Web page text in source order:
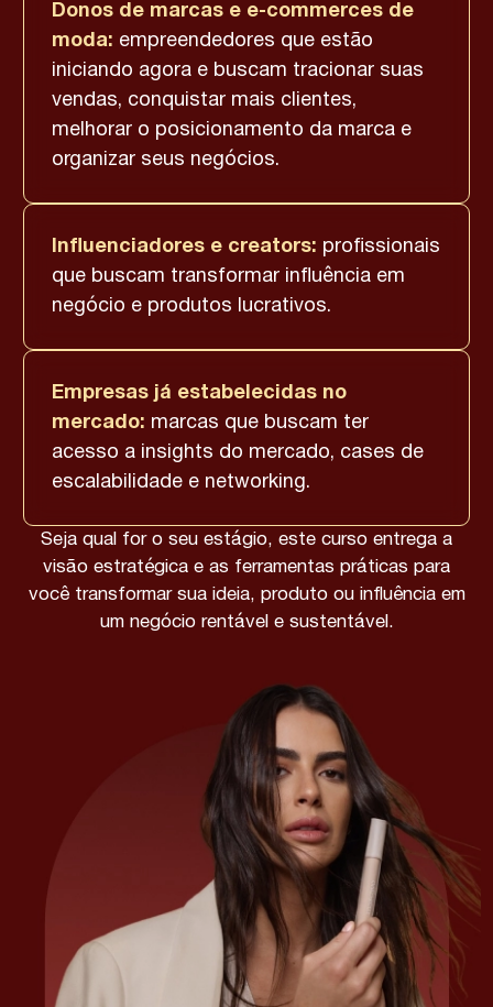
Donos de marcas e e-commerces de
moda: empreendedores que estão
iniciando agora e buscam tracionar suas
vendas, conquistar mais clientes,
melhorar o posicionamento da marca e
organizar seus negócios.
Influenciadores e creators: profissionais
que buscam transformar influência em
negócio e produtos lucrativos.
Empresas já estabelecidas no
mercado: marcas que buscam ter
acesso a insights do mercado, cases de
escalabilidade e networking.
Seja qual for o seu estágio, este curso entrega a
visão estratégica e as ferramentas práticas para
você transformar sua ideia, produto ou influência em
um negócio rentável e sustentável.